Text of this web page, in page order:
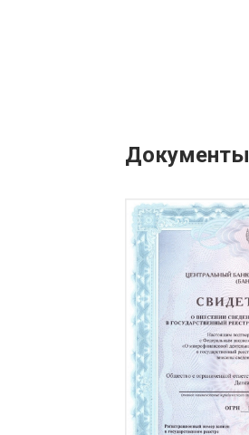
Документы